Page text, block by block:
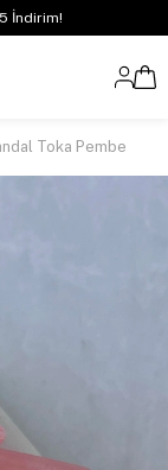
İndirim!
Toka Pembe